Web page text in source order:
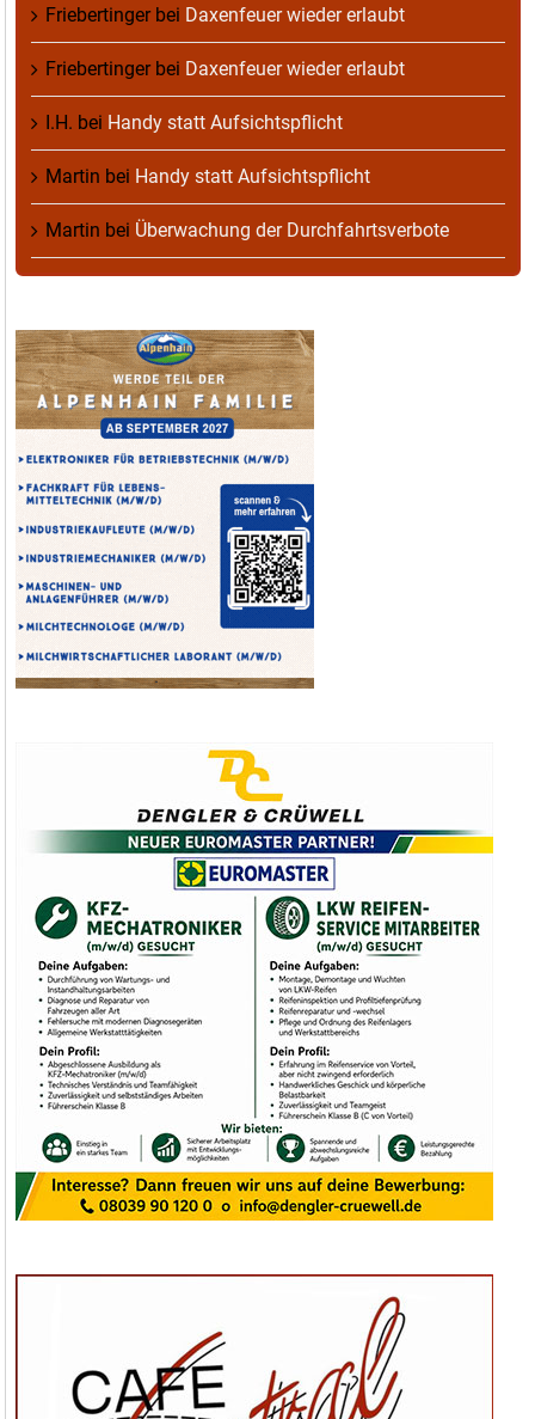
Friebertingerbei Daxenfeuer wieder erlaubt
Friebertingerbei Daxenfeuer wieder erlaubt
I.H. bei Handy statt Aufsichtspflicht
Martin bei Handy statt Aufsichtspflicht
Martin bei Überwachung der Durchfahrtsverbote